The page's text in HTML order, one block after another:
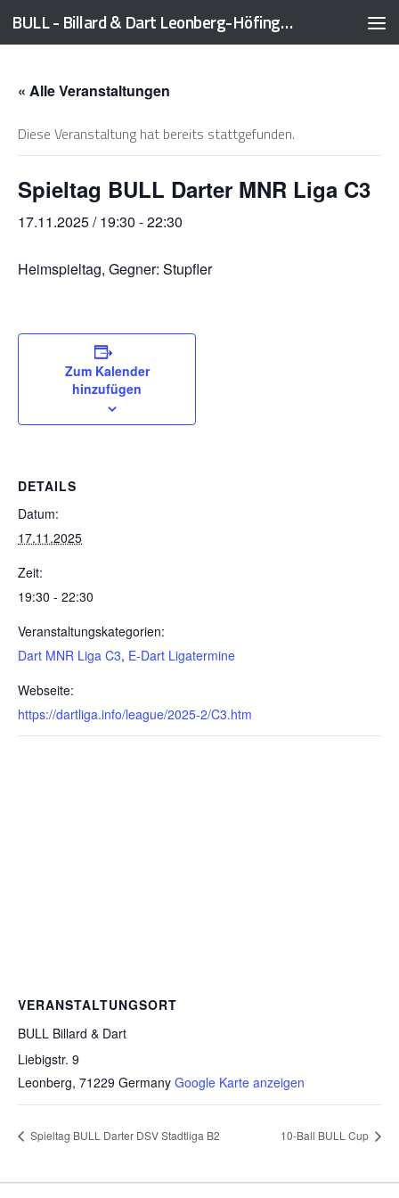
Zum Inhalt springen BULL - Billard & Dart Leonberg-Höfingen 1989 e.V.
« Alle Veranstaltungen
Diese Veranstaltung hat bereits stattgefunden.
Spieltag BULL Darter MNR Liga C3
17.11.2025 / 19:30 -22:30
Heimspieltag, Gegner: Stupfler
Zum Kalender
hinzufügen
DETAILS
Datum:
17.11.2025
Zeit:
19:30 - 22:30
Veranstaltungskategorien:
Dart MNR Liga C3, E-Dart Ligatermine
Webseite:
https://dartliga.info/league/2025-2/C3.htm
VERANSTALTUNGSORT
BULL Billard & Dart
Liebigstr. 9
Leonberg, 71229 Germany Google Karte anzeigen
Spieltag BULL Darter DSV Stadtliga B2 10-Ball BULL Cup